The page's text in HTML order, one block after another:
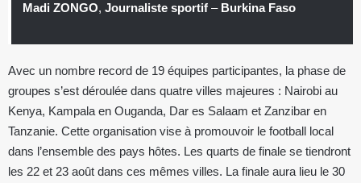
Madi ZONGO, Journaliste sportif– Burkina Faso
Avec un nombre record de 19 équipes participantes, la phase de
groupes s’est déroulée dans quatre villes majeures : Nairobi au
Kenya, Kampala en Ouganda, Dar es Salaam et Zanzibar en
Tanzanie. Cette organisation vise à promouvoir le football local
dans l’ensemble des pays hôtes. Les quarts de finale se tiendront
les 22 et 23 août dans ces mêmes villes. La finale aura lieu le 30